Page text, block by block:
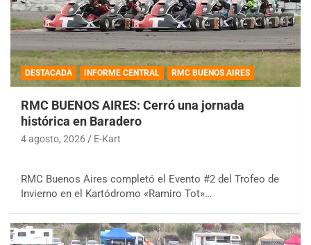
DESTACADA INFORME CENTRAL RMC BUENOS AIRES
RMC BUENOS AIRES: Cerró una jornada
histórica en Baradero
4 agosto, 2026 E-Kart
RMC Buenos Aires completó el Evento #2 del Trofeo de
Invierno en el Kartódromo «Ramiro Tot»…